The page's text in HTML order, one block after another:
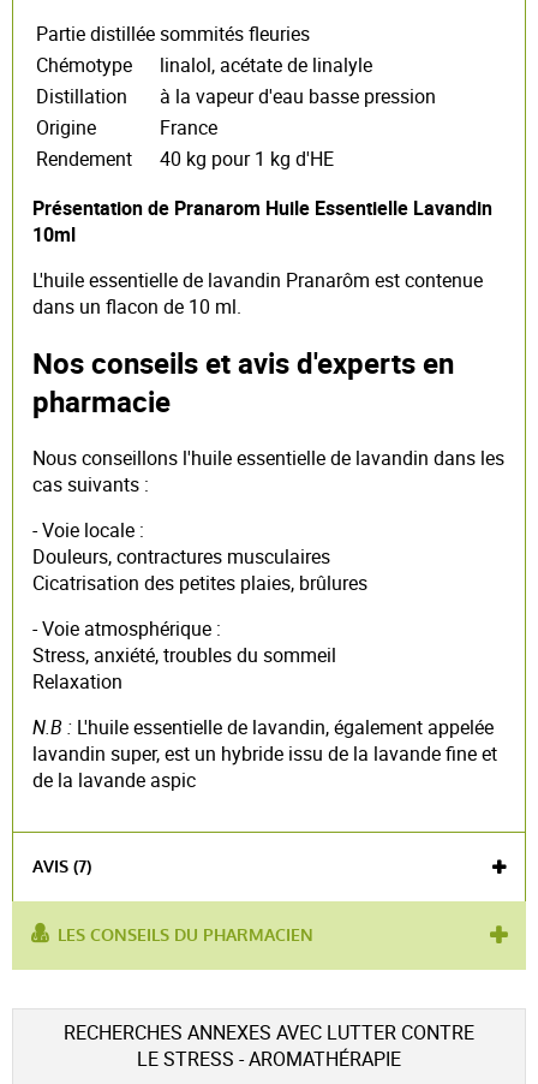
Partie distilléesommités fleuries
Chémotype
linalol, acétate de linalyle
Distillation
à la vapeur d'eau basse pression
Origine
France
Rendement
40 kg pour 1 kg d'HE
Présentation de Pranarom Huile Essentielle Lavandin
10ml
L'huile essentielle de lavandin Pranarôm est contenue
dans un flacon de 10 ml.
Nos conseils et avis d'experts en
pharmacie
Nous conseillons l'huile essentielle de lavandin dans les
cas suivants :
- Voie locale :
Douleurs, contractures musculaires
Cicatrisation des petites plaies, brûlures
- Voie atmosphérique :
Stress, anxiété, troubles du sommeil
Relaxation
N.B : L'huile essentielle de lavandin, également appelée
lavandin super, est un hybride issu de la lavande fine et
de la lavande aspic
AVIS (7)
Voir l'attestation de confiance
Avis soumis à un contrôle
LES CONSEILS DU PHARMACIEN
produit contient : lavandin
RECHERCHES ANNEXES AVEC LUTTER CONTRE
LE STRESS - AROMATHÉRAPIE